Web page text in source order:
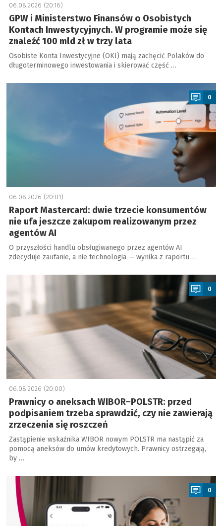
06.08.2026 (20:16)
GPW i Ministerstwo Finansów o Osobistych
Kontach Inwestycyjnych. W programie może się
znaleźć 100 mld zł w trzy lata
Osobiste Konta Inwestycyjne (OKI) mają zachęcić Polaków do
długoterminowego inwestowania i skierować część …
a
0
06.08.2026 (20:01)
Raport Mastercard: dwie trzecie konsumentów
nie ufa jeszcze zakupom realizowanym przez
agentów AI
O przyszłości handlu obsługiwanego przez agentów AI
zdecyduje zaufanie, a nie technologia — wynika z raportu …
a
0
06.08.2026 (20:00)
Prawnicy o aneksach WIBOR–POLSTR: przed
podpisaniem trzeba sprawdzić, czy nie zawierają
zrzeczenia się roszczeń
Zastąpienie wskaźnika WIBOR nowym POLSTR ma nastąpić za
pomocą aneksów do umów kredytowych. Prawnicy ostrzegają,
by …
0